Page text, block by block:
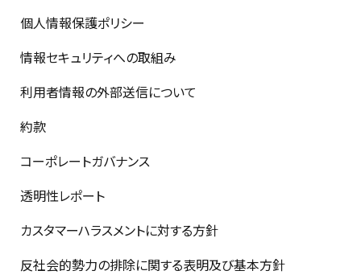
個人情報保護ポリシー
情報セキュリティへの取組み
利用者情報の外部送信について
約款
コーポレートガバナンス
透明性レポート
カスタマーハラスメントに対する方針
反社会的勢力の排除に関する表明及び基本方針